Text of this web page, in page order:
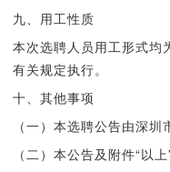
九、用工性质
本次选聘人员用工形式均
有关规定执行。
十、其他事项
（一）本选聘公告由深
（二）本公告及附件“以